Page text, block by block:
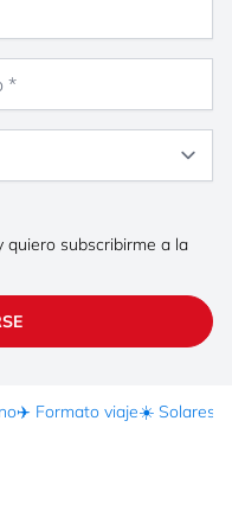
quiero subscribirme a la
✈️ Formato viaje☀️ Solares